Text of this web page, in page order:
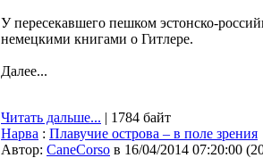
У пересекавшего пешком эстонско-
немецкими книгами о Гитлере.
Далее...
Читать дальше... | 1784 байт
Нарва : Плавучие острова – в поле зрения
Автор: CaneCorso в 16/04/2014 07:20:00 (